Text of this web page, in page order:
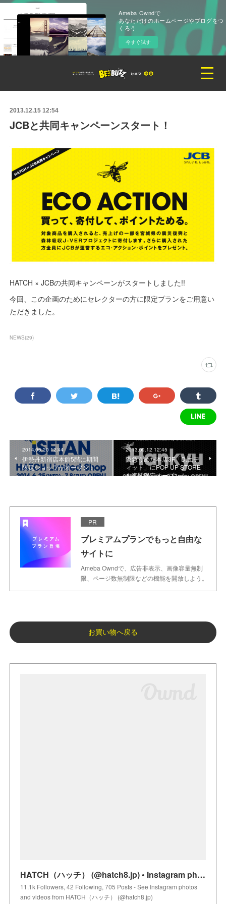
Ameba Owndで
あなただけのホームページやブログをつ
くろう
今すぐ試す
2013.12.15 12:54
JCBと共同キャンペーンスタート！
HATCH × JCBの共同キャンペーンがスタートしました!!
今回、この企画のためにセレクターの方に限定プランをご用意い
ただきました。
NEWS(29)
2014.06.20 12:44
伊勢丹新宿店本館5階に期間
限定ショップがオープン！
2013.09.12 12:45
阪急うめだ本店3F「D.エデ
ィット」にPOP UP STORE
を期間限定オープン！
PR
プレミアムプランでもっと自由な
サイトに
Ameba Owndで、広告非表示、画像容量無制
限、ページ数無制限などの機能を開放しよう。
お買い物へ戻る
HATCH（ハッチ） (@hatch8.jp) • Instagram photos and videos
11.1k Followers, 42 Following, 705 Posts - See Instagram photos
and videos from HATCH（ハッチ） (@hatch8.jp)